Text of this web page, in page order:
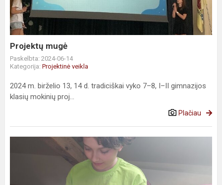
Projektų mugė
Paskelbta: 2024-06-14
Kategorija: Projektinė veikla
2024 m. birželio 13, 14 d. tradiciškai vyko 7–8, I–II gimnazijos
klasių mokinių proj...
Plačiau